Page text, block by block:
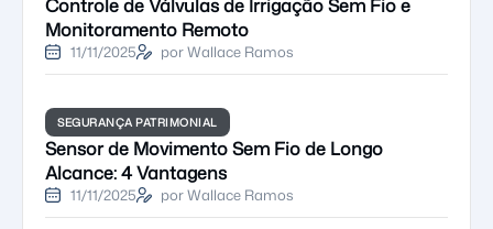
Controle de Válvulas de Irrigação Sem Fio e
Monitoramento Remoto
11/11/2025 por Wallace Ramos
SEGURANÇA PATRIMONIAL
Sensor de Movimento Sem Fio de Longo
Alcance: 4 Vantagens
11/11/2025 por Wallace Ramos